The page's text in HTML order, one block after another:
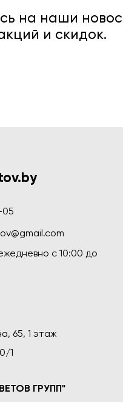
на наши
и скидок.
05
c 10:00 до
65, 1 этаж
1
ГРУПП"